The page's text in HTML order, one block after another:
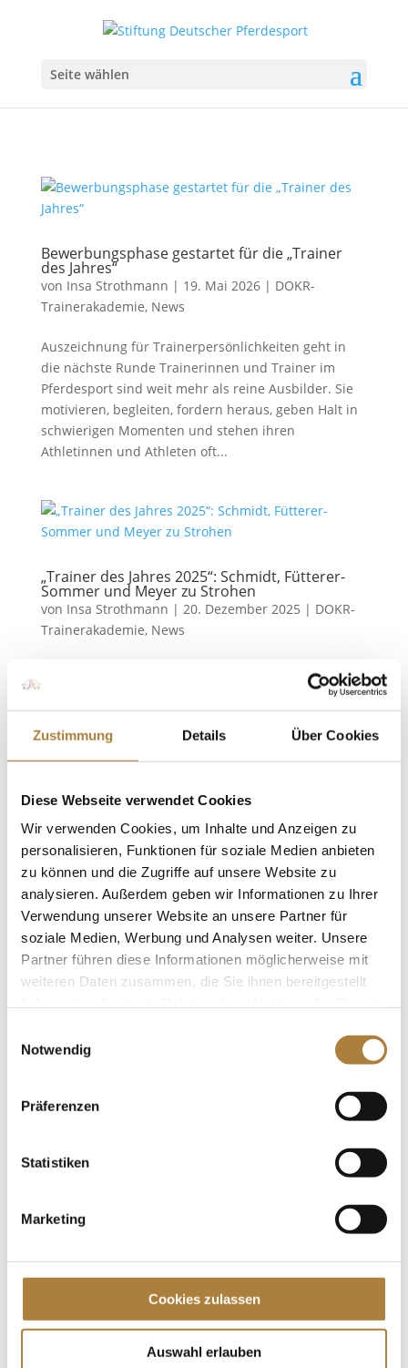
Zustimmung Details Über Cookies
Diese Webseite verwendet Cookies
Wir verwenden Cookies, um Inhalte und Anzeigen zu
personalisieren, Funktionen für soziale Medien anbieten
zu können und die Zugriffe auf unsere Website zu
analysieren. Außerdem geben wir Informationen zu Ihrer
Verwendung unserer Website an unsere Partner für
soziale Medien, Werbung und Analysen weiter. Unsere
Partner führen diese Informationen möglicherweise mit
weiteren Daten zusammen, die Sie ihnen bereitgestellt
Notwendig
Präferenzen
Statistiken
Marketing
Cookies zulassen
Auswahl erlauben
Seite wählen
Bewerbungsphase gestartet für die „Trainer
des Jahres“
von Insa Strothmann | 19. Mai 2026| DOKR-
Trainerakademie, News
Auszeichnung für Trainerpersönlichkeiten geht in
die nächste Runde Trainerinnen und Trainer im
Pferdesport sind weit mehr als reine Ausbilder. Sie
motivieren, begleiten, fordern heraus, geben Halt in
schwierigen Momenten und stehen ihren
Athletinnen und Athleten oft...
„Trainer des Jahres 2025“: Schmidt, Fütterer-
Sommer und Meyer zu Strohen
von Insa Strothmann | 20. Dezember 2025 | DOKR-
Trainerakademie, News
Auszeichnungen im Rahmen des Frankfurter
Festhallenturniers Bereits zum dritten Mal hat die
DOKR-Trainerakademie mit Unterstützung der
Stiftung Deutscher Pferdesport herausragende
DOKR-Trainerakademie: Workshop mit
Rhetorik-Experte Dr. Michael Welke
von Insa Strothmann| 27. November 2025| DOKR-
Trainerakademie , News
„Positive leadership im Leistungssport“: Ein Interview
mit Dr. Michael Welke Rhetorikschulungen für
Trainer im Pferdesport sind ein wichtiger Baustein
des Weiterbildungsangebots der DOKR-
Michael Welke in den vergangenen...
Bewerbungsphase für „Trainer des Jahres
Trainerakademie,News
Noch bis zum 30. September 2025 können Trainer-
Trainerinnen und Trainer sind im Pferdesport